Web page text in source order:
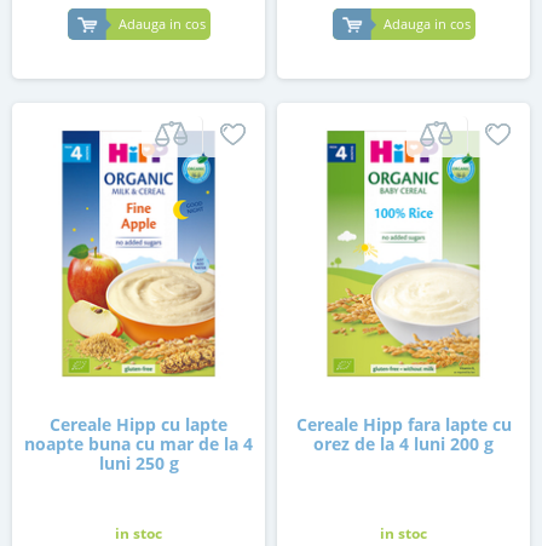
Adauga in cos Adauga in cos
Cereale Hipp cu lapte
noapte buna cu mar de la 4
luni 250 g
in stoc
Cereale Hipp fara lapte cu
orez de la 4 luni 200 g
in stoc